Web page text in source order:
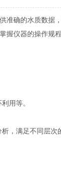
确的水质数据
仪器的操作
用等。
，满足不同层次